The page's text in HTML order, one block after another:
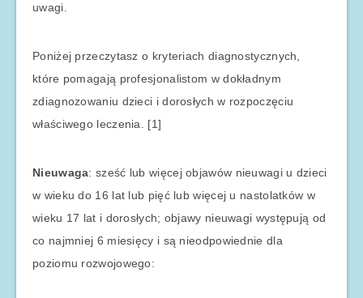
uwagi.
Poniżej przeczytasz o kryteriach diagnostycznych,
które pomagają profesjonalistom w dokładnym
zdiagnozowaniu dzieci i dorosłych w rozpoczęciu
właściwego leczenia. [1]
Nieuwaga: sześć lub więcej objawów nieuwagi u dzieci
w wieku do 16 lat lub pięć lub więcej u nastolatków w
wieku 17 lat i dorosłych; objawy nieuwagi występują od
co najmniej 6 miesięcy i są nieodpowiednie dla
poziomu rozwojowego: